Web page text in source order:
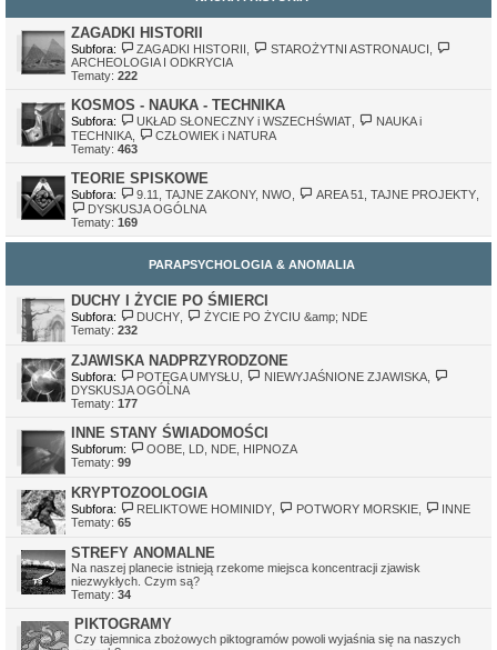
ZAGADKI HISTORII
Subfora: ZAGADKI HISTORII STAROŻYTNI ASTRONAUCI
ARCHEOLOGIA I ODKRYCIA
Tematy: 222
KOSMOS - NAUKA - TECHNIKA
Subfora: UKŁAD SŁONECZNY i WSZECHŚWIAT
NAUKA i
TECHNIKA
CZŁOWIEK i NATURA
Tematy: 463
TEORIE SPISKOWE
Subfora: 9.11, TAJNE ZAKONY, NWO AREA 51, TAJNE PROJEKTY,
DYSKUSJA OGÓLNA
Tematy: 169
PARAPSYCHOLOGIA & ANOMALIA
DUCHY I ŻYCIE PO ŚMIERCI
Subfora: DUCHY
ŻYCIE PO ŻYCIU &amp; NDE
Tematy: 232
ZJAWISKA NADPRZYRODZONE
Subfora: POTĘGA UMYSŁU NIEWYJAŚNIONE ZJAWISKA,
DYSKUSJA OGÓLNA
Tematy: 177
INNE STANY ŚWIADOMOŚCI
Subforum:
OOBE, LD, NDE, HIPNOZA
Tematy: 99
KRYPTOZOOLOGIA
Subfora: RELIKTOWE HOMINIDY POTWORY MORSKIE,
INNE
Tematy: 65
STREFY ANOMALNE
Na naszej planecie istnieją rzekome miejsca koncentracji zjawisk
niezwykłych. Czym są?
Tematy: 34
PIKTOGRAMY
Czy tajemnica zbożowych piktogramów powoli wyjaśnia się na naszych